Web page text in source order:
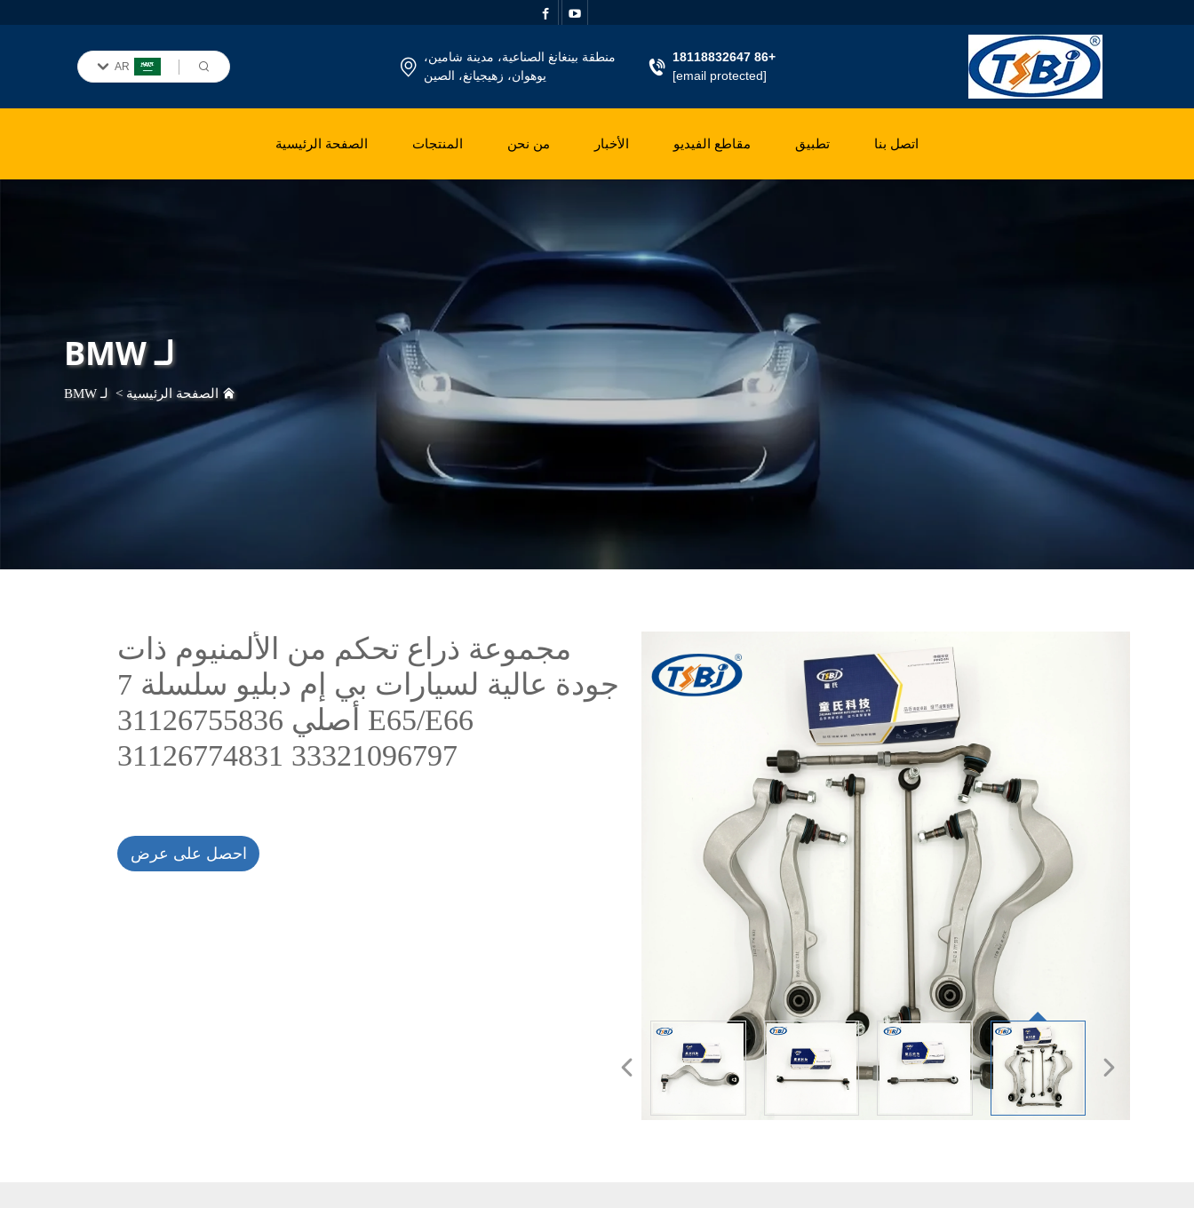
+86 18118832647
[email protected]
منطقة بينغانغ الصناعية، مدينة شامين،
يوهوان، زهيجيانغ، الصين
AR
الصفحة الرئيسية المنتجات من نحن الأخبار مقاطع الفيديو تطبيق اتصل بنا
لـ BMW
الصفحة الرئيسية > لـ BMW
مجموعة ذراع تحكم من الألمنيوم ذات
جودة عالية لسيارات بي إم دبليو سلسلة 7
E65/E66 أصلي 31126755836
33321096797 31126774831
احصل على عرض